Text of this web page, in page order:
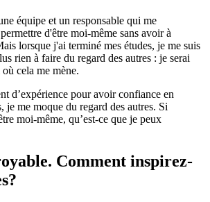
équipe et un responsable qui me
d'être moi-même sans avoir à
lorsque j'ai terminé mes études, je me suis
rien à faire du regard des autres : je serai
cela me mène.
d’expérience pour avoir confiance en
je me moque du regard des autres. Si
moi-même, qu’est-ce que je peux
Comment inspirez-